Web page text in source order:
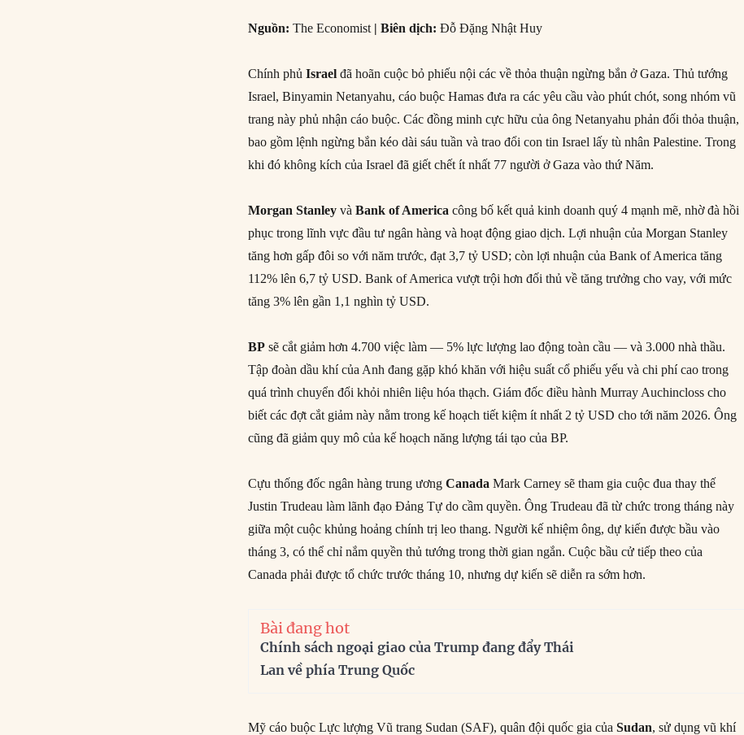
Nguồn:The Economist |Biên dịch:Đỗ Đặng Nhật Huy
Chính phủIsrael đã hoãn cuộc bỏ phiếu nội các về thỏa thuận ngừng bắn ở Gaza. Thủ tướng
Israel, Binyamin Netanyahu, cáo buộc Hamas đưa ra các yêu cầu vào phút chót, song nhóm vũ
trang này phủ nhận cáo buộc. Các đồng minh cực hữu của ông Netanyahu phản đối thỏa thuận,
bao gồm lệnh ngừng bắn kéo dài sáu tuần và trao đổi con tin Israel lấy tù nhân Palestine. Trong
khi đó không kích của Israel đã giết chết ít nhất 77 người ở Gaza vào thứ Năm.
Morgan Stanley vàBank of America công bố kết quả kinh doanh quý 4 mạnh mẽ, nhờ đà hồi
phục trong lĩnh vực đầu tư ngân hàng và hoạt động giao dịch. Lợi nhuận của Morgan Stanley
tăng hơn gấp đôi so với năm trước, đạt 3,7 tỷ USD; còn lợi nhuận của Bank of America tăng
112% lên 6,7 tỷ USD. Bank of America vượt trội hơn đối thủ về tăng trưởng cho vay, với mức
tăng 3% lên gần 1,1 nghìn tỷ USD.
BP sẽ cắt giảm hơn 4.700 việc làm — 5% lực lượng lao động toàn cầu — và 3.000 nhà thầu.
Tập đoàn dầu khí của Anh đang gặp khó khăn với hiệu suất cổ phiếu yếu và chi phí cao trong
quá trình chuyển đổi khỏi nhiên liệu hóa thạch. Giám đốc điều hành Murray Auchincloss cho
biết các đợt cắt giảm này nằm trong kế hoạch tiết kiệm ít nhất 2 tỷ USD cho tới năm 2026. Ông
cũng đã giảm quy mô của kế hoạch năng lượng tái tạo của BP.
Cựu thống đốc ngân hàng trung ươngCanada Mark Carney sẽ tham gia cuộc đua thay thế
Justin Trudeau làm lãnh đạo Đảng Tự do cầm quyền. Ông Trudeau đã từ chức trong tháng này
giữa một cuộc khủng hoảng chính trị leo thang. Người kế nhiệm ông, dự kiến được bầu vào
tháng 3, có thể chỉ nắm quyền thủ tướng trong thời gian ngắn. Cuộc bầu cử tiếp theo của
Canada phải được tổ chức trước tháng 10, nhưng dự kiến sẽ diễn ra sớm hơn.
Bài đang hot
Chính sách ngoại giao của Trump đang đẩy Thái
Lan về phía Trung Quốc
Mỹ cáo buộc Lực lượng Vũ trang Sudan (SAF), quân đội quốc gia củaSudan, sử dụng vũ khí